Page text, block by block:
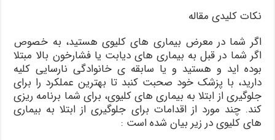
نکات کلیدی مقاله
اگر شما در معرض بیماری های کلیوی هستید، به خصوص
اگر شما در قبل به بیماری های دیابت یا فشارخون بالا مبتلا
بوده اید و هستید و یا سابقه ی خانوادگی نارسایی کلیه
دارید، با پزشک خود صحبت کنبد تا بهترین عملکرد را برای
جلوگیری از ابتلا به بیماری های کلیوی، برای شما برنامه ریزی
کند. چند مورد از اقدامات برای جلوگیری از ابتلا به بیماری
های کلیوی در زیر بیان شده است :